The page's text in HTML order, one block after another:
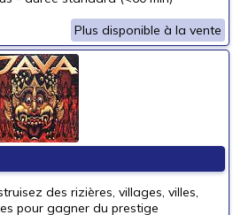
Plus disponible à la vente
des rizières, villages, villes,
pour gagner du prestige